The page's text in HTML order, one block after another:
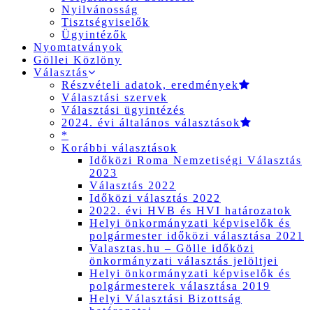
Nyilvánosság
Tisztségviselők
Ügyintézők
Nyomtatványok
Göllei Közlöny
Választás
Részvételi adatok, eredmények
Választási szervek
Választási ügyintézés
2024. évi általános választások
*
Korábbi választások
Időközi Roma Nemzetiségi Választás
2023
Választás 2022
Időközi választás 2022
2022. évi HVB és HVI határozatok
Helyi önkormányzati képviselők és
polgármester időközi választása 2021
Valasztas.hu – Gölle időközi
önkormányzati választás jelöltjei
Helyi önkormányzati képviselők és
polgármesterek választása 2019
Helyi Választási Bizottság